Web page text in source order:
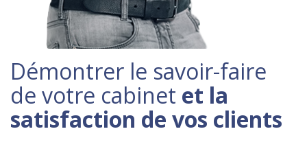
Démontrer le savoir-faire
de votre cabinet et la
satisfaction de vos clients